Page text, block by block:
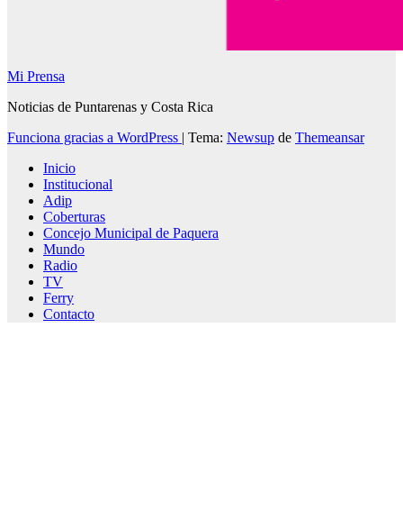
Mi Prensa
Noticias de Puntarenas y Costa Rica
Funciona gracias a WordPress | Tema: Newsup de Themeansar
Inicio
Institucional
Adip
Coberturas
Concejo Municipal de Paquera
Mundo
Radio
TV
Ferry
Contacto